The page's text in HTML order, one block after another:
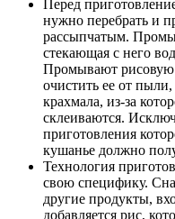
Перед
нужно перебрать и
рассыпчатым.
стекающая с него
Промывают рисовую
очистить ее от
крахмала, из-за
склеиваются.
приготовления
кушанье должно
Технология
свою специфику.
другие продукты,
добавляется рис,